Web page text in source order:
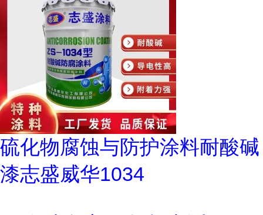
硫化物腐蚀与防护涂料耐酸碱
漆志盛威华1034